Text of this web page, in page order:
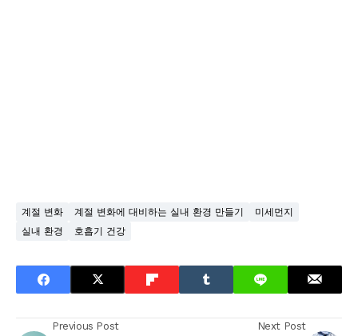
계절 변화 계절 변화에 대비하는 실내 환경 만들기
미세먼지
실내 환경
호흡기 건강
Previous Post Next Post